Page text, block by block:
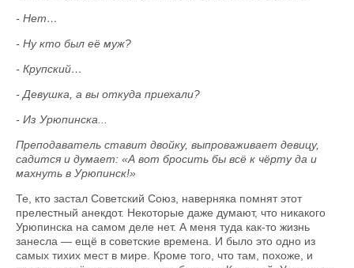
- Нет…
- Ну кто был её муж?
- Крупский…
- Девушка, а вы откуда приехали?
- Из Урюпинска...
Преподаватель ставит двойку, выпроваживает девицу,
садится и думает: «А вот бросить бы всё к чёрту да и
махнуть в Урюпинск!»
Те, кто застал Советский Союз, наверняка помнят этот
прелестный анекдот. Некоторые даже думают, что никакого
Урюпинска на самом деле нет. А меня туда как-то жизнь
занесла — ещё в советские времена. И было это одно из
самых тихих мест в мире. Кроме того, что там, похоже, и